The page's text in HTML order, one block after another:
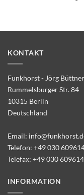
KONTAKT
Funkhorst - Jörg Büttner
Rummelsburger Str. 84
10315 Berlin
Deutschland
Email:
Telefon: +49 030
Telefax: +49 030
INFORMATION